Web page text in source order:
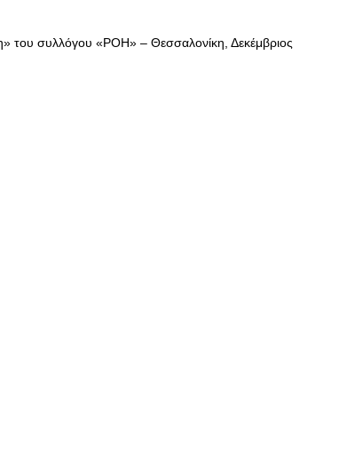
του συλλόγου «ΡΟΗ» – Θεσσαλονίκη, Δεκέμβριος